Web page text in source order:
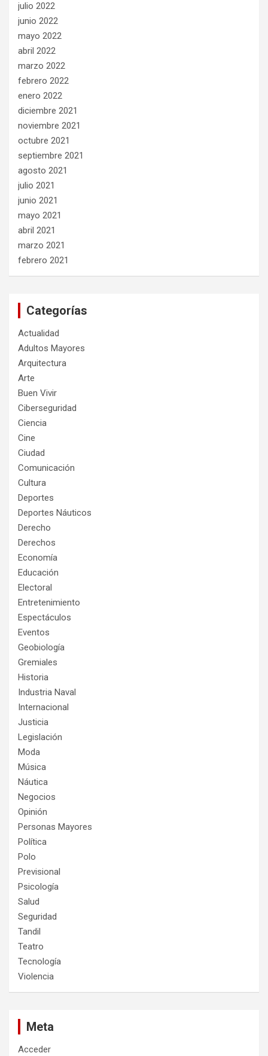
julio 2022
junio 2022
mayo 2022
abril 2022
marzo 2022
febrero 2022
enero 2022
diciembre 2021
noviembre 2021
octubre 2021
septiembre 2021
agosto 2021
julio 2021
junio 2021
mayo 2021
abril 2021
marzo 2021
febrero 2021
Categorías
Actualidad
Adultos Mayores
Arquitectura
Arte
Buen Vivir
Ciberseguridad
Ciencia
Cine
Ciudad
Comunicación
Cultura
Deportes
Deportes Náuticos
Derecho
Derechos
Economía
Educación
Electoral
Entretenimiento
Espectáculos
Eventos
Geobiología
Gremiales
Historia
Industria Naval
Internacional
Justicia
Legislación
Moda
Música
Náutica
Negocios
Opinión
Personas Mayores
Política
Polo
Previsional
Psicología
Salud
Seguridad
Tandil
Teatro
Tecnología
Violencia
Meta
Acceder